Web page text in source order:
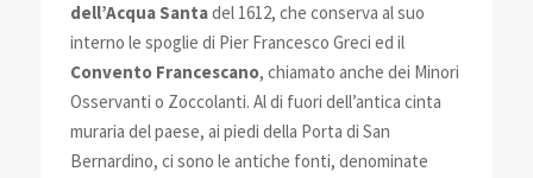
dell’Acqua Santadel 1612, che conserva al suo
interno le spoglie di Pier Francesco Greci ed il
Convento Francescano, chiamato anche dei Minori
Osservanti o Zoccolanti. Al di fuori dell’antica cinta
muraria del paese, ai piedi della Porta di San
Bernardino, ci sono le antiche fonti, denominate